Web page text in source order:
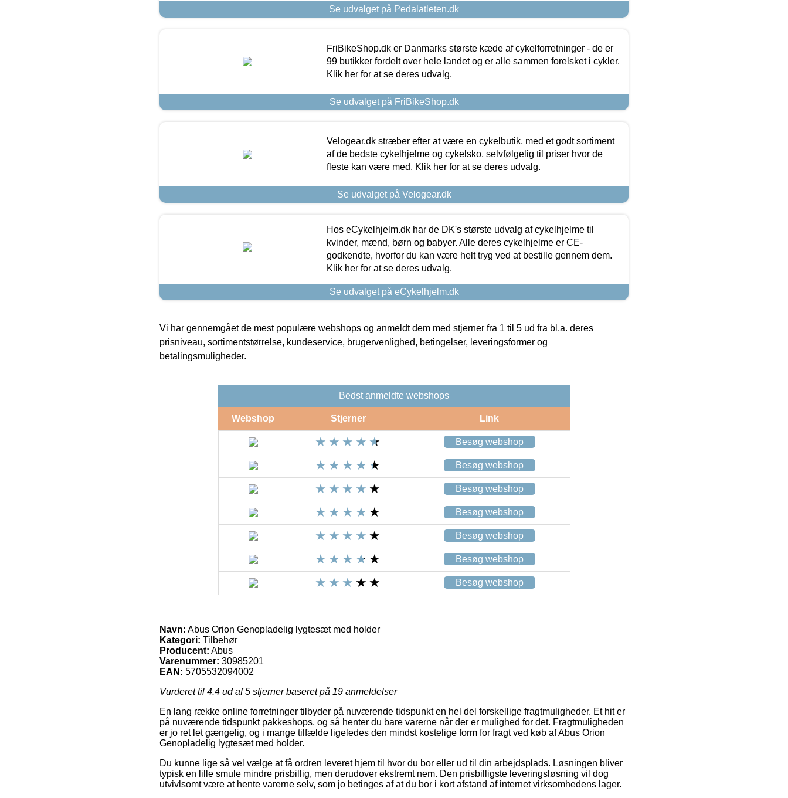
Se udvalget på Pedalatleten.dk
FriBikeShop.dk er Danmarks største kæde af cykelforretninger - de er
99 butikker fordelt over hele landet og er alle sammen forelsket i cykler.
Klik her for at se deres udvalg.
Se udvalget på FriBikeShop.dk
Velogear.dk stræber efter at være en cykelbutik, med et godt sortiment
af de bedste cykelhjelme og cykelsko, selvfølgelig til priser hvor de
fleste kan være med. Klik her for at se deres udvalg.
Se udvalget på Velogear.dk
Hos eCykelhjelm.dk har de DK's største udvalg af cykelhjelme til
kvinder, mænd, børn og babyer. Alle deres cykelhjelme er CE-
godkendte, hvorfor du kan være helt tryg ved at bestille gennem dem.
Klik her for at se deres udvalg.
Se udvalget på eCykelhjelm.dk
Vi har gennemgået de mest populære webshops og anmeldt dem med stjerner fra 1 til 5 ud fra bl.a. deres
prisniveau, sortimentstørrelse, kundeservice, brugervenlighed, betingelser, leveringsformer og
betalingsmuligheder.
Bedst anmeldte webshops
Webshop Stjerner Link
Besøg webshop
Besøg webshop
Besøg webshop
Besøg webshop
Besøg webshop
Besøg webshop
Besøg webshop
Navn: Abus Orion Genopladelig lygtesæt med holder
Kategori: Tilbehør
Producent: Abus
Varenummer: 30985201
EAN: 5705532094002
Vurderet til 4.4 ud af 5 stjerner baseret på 19 anmeldelser
En lang række online forretninger tilbyder på nuværende tidspunkt en hel del forskellige fragtmuligheder. Et hit er
på nuværende tidspunkt pakkeshops, og så henter du bare varerne når der er mulighed for det. Fragtmuligheden
er jo ret let gængelig, og i mange tilfælde ligeledes den mindst kostelige form for fragt ved køb af Abus Orion
Genopladelig lygtesæt med holder.
Du kunne lige så vel vælge at få ordren leveret hjem til hvor du bor eller ud til din arbejdsplads. Løsningen bliver
typisk en lille smule mindre prisbillig, men derudover ekstremt nem. Den prisbilligste leveringsløsning vil dog
utvivlsomt være at hente varerne selv, som jo betinges af at du bor i kort afstand af internet virksomhedens lager.